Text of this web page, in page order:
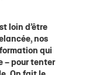
loin d’être
nos
qui
– pour tenter